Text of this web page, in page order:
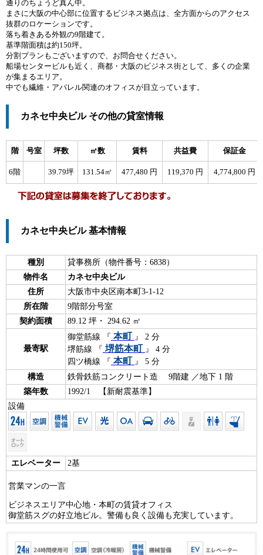
通りのちょうど真ん中。
まさに大阪の中心部に位置するビジネス拠点は、全方面からのアクセス
抜群のロケーションです。
落ち着きある外観の9階建て。
基準階面積は約150坪。
分割プランもございますので、お問合せください。
船場センタービルも近く、商都・大阪のビジネス街として、多くの企業
が集まるエリア。
中でも繊維・アパレル関連のオフィスが目立っています。
カネセ中央ビル その他の貸室情報
階 号室 坪数 ㎡数 賃料 共益費 保証金
6階 39.79坪 131.54㎡ 477,480 円 119,370 円 4,774,800 円
カネセ中央ビル 基本情報
種別
貸事務所（物件番号：6838）
物件名
カネセ中央ビル
住所
大阪市中央区南本町3-1-12
所在階
9階部分号室
契約面積
89.12 坪・ 294.62 ㎡
最寄駅
御堂筋線 『 本町 』 2 分
堺筋線 『 堺筋本町 』 4 分
四ツ橋線 『 本町 』 5 分
構造
鉄骨鉄筋コンクリート造 9階建 ／地下 1 階
築年数
1992/1 【新耐震基準】
設備
エレベーター 2基
営業マンの一言
ビジネスエリア中心地・本町の賃貸オフィス
御堂筋スグの好立地ビル。警備も良く設備も充実しています。